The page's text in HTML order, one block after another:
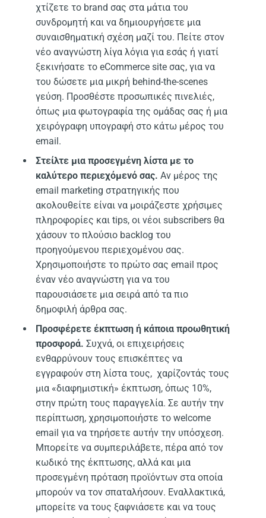
χτίζετε το brand σας στα μάτια του
συνδρομητή και να δημιουργήσετε μια
συναισθηματική σχέση μαζί του. Πείτε στον
νέο αναγνώστη λίγα λόγια για εσάς ή γιατί
ξεκινήσατε το eCommerce site σας, για να
του δώσετε μια μικρή behind-the-scenes
γεύση. Προσθέστε προσωπικές πινελιές,
όπως μια φωτογραφία της ομάδας σας ή μια
χειρόγραφη υπογραφή στο κάτω μέρος του
email.
Στείλτε μια προσεγμένη λίστα με το
καλύτερο περιεχόμενό σας. Αν μέρος της
email marketing στρατηγικής που
ακολουθείτε είναι να μοιράζεστε χρήσιμες
πληροφορίες και tips, οι νέοι subscribers θα
χάσουν το πλούσιο backlog του
προηγούμενου περιεχομένου σας.
Χρησιμοποιήστε το πρώτο σας email προς
έναν νέο αναγνώστη για να του
παρουσιάσετε μια σειρά από τα πιο
δημοφιλή άρθρα σας.
Προσφέρετε έκπτωση ή κάποια προωθητική
προσφορά. Συχνά, οι επιχειρήσεις
ενθαρρύνουν τους επισκέπτες να
εγγραφούν στη λίστα τους, χαρίζοντάς τους
μια «διαφημιστική» έκπτωση, όπως 10%,
στην πρώτη τους παραγγελία. Σε αυτήν την
περίπτωση, χρησιμοποιήστε το welcome
email για να τηρήσετε αυτήν την υπόσχεση.
Μπορείτε να συμπεριλάβετε, πέρα από τον
κωδικό της έκπτωσης, αλλά και μια
προσεγμένη πρόταση προϊόντων στα οποία
μπορούν να τον σπαταλήσουν. Εναλλακτικά,
μπορείτε να τους ξαφνιάσετε και να τους